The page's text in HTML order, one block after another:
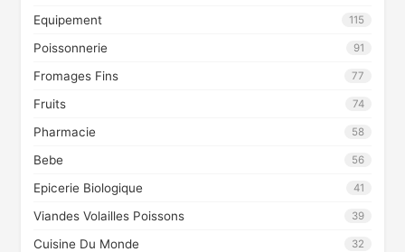
Equipement 115
Poissonnerie 91
Fromages Fins 77
Fruits 74
Pharmacie 58
Bebe 56
Epicerie Biologique 41
Viandes Volailles Poissons 39
Cuisine Du Monde 32